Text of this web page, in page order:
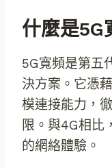
什麼是5G
5G寬頻是第五
決方案。它憑
模連接能力，
限。與4G相比
的網絡體驗。